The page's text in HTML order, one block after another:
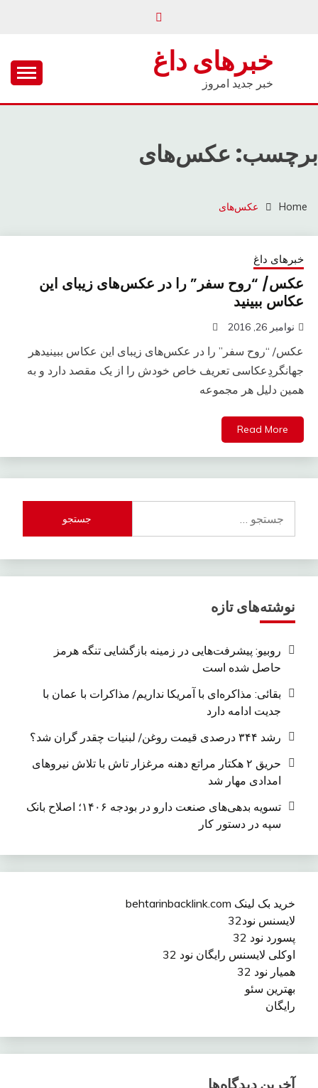
خبرهای داغ
خبر جدید امروز
برچسب: عکس‌های
Home عکس‌های
خبرهای داغ
عکس/ “روح سفر” را در عکس‌های زیبای این
عکاس ببینید
نوامبر 26, 2016
عکس/ “روح سفر” را در عکس‌های زیبای این عکاس ببینیدهر
جهانگردِعکاسی تعریف خاص خودش را از یک مقصد دارد و به
همین دلیل هر مجموعه
Read More
برای:
نوشته‌های تازه
روبیو: پیشرفت‌هایی در زمینه بازگشایی تنگه هرمز
حاصل شده است
بقائی: مذاکره‌ای با آمریکا نداریم/ مذاکرات با عمان با
جدیت ادامه دارد
رشد ۳۴۴ درصدی قیمت روغن/ لبنیات چقدر گران شد؟
حریق ۲ هکتار مراتع دهنه مرغزار تاش با تلاش نیروهای
امدادی مهار شد
تسویه بدهی‌های صنعت دارو در بودجه ۱۴۰۶؛ اصلاح بانک
سپه در دستور کار
خرید بک لینک behtarinbacklink.com
لایسنس نود32
پسورد نود 32
اوکلی لایسنس رایگان نود 32
همیار نود 32
بهترین سئو
رایگان